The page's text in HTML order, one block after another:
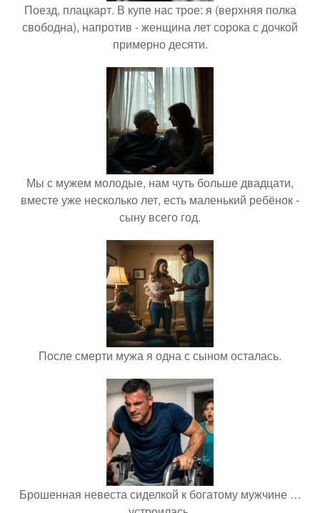
Поезд, плацкарт. В купе нас трое: я (верхняя полка
свободна), напротив - женщина лет сорока с дочкой
примерно десяти.
Мы с мужем молодые, нам чуть больше двадцати,
вместе уже несколько лет, есть маленький ребёнок -
сыну всего год.
После смерти мужа я одна с сыном осталась.
Брошенная невеста сиделкой к богатому мужчине …